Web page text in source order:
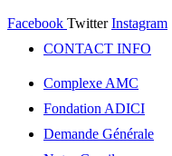
Facebook Twitter Instagram
CONTACT INFO
Complexe AMC
Fondation ADICI
Demande Générale